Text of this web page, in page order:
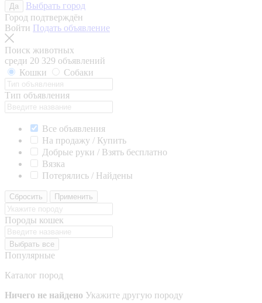
Да
Выбрать город
Город подтверждён
Войти Подать объявление
Поиск животных
среди 20 329 объявлений
Кошки
Собаки
Тип объявления
Все объявления
На продажу / Купить
Добрые руки / Взять бесплатно
Вязка
Потерялись / Найдены
Сбросить Применить
Породы кошек
Выбрать все
Популярные
Каталог пород
Ничего не найдено Укажите другую породу